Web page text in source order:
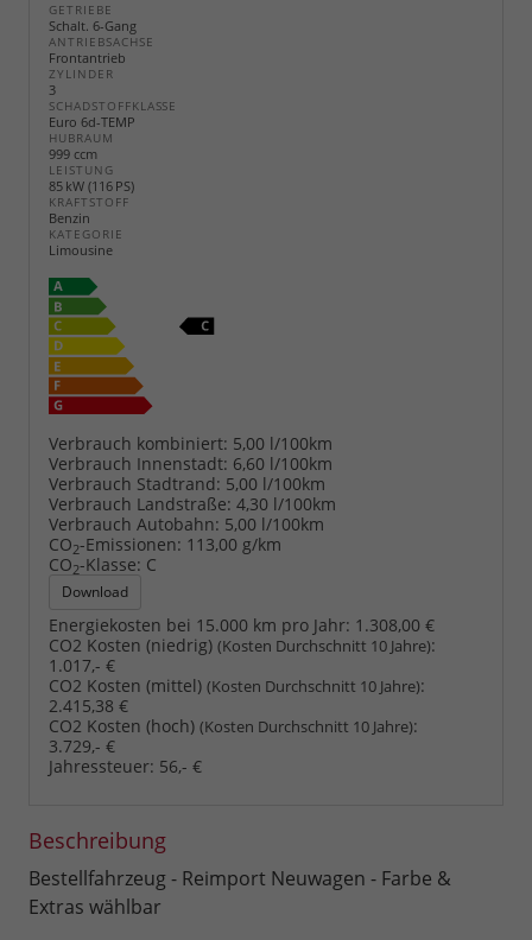
GETRIEBE
Schalt. 6-Gang
ANTRIEBSACHSE
Frontantrieb
ZYLINDER
3
SCHADSTOFFKLASSE
Euro 6d-TEMP
HUBRAUM
999 ccm
LEISTUNG
85 kW (116 PS)
KRAFTSTOFF
Benzin
KATEGORIE
Limousine
Verbrauch kombiniert: 5,00 l/100km
Verbrauch Innenstadt: 6,60 l/100km
Verbrauch Stadtrand: 5,00 l/100km
Verbrauch Landstraße: 4,30 l/100km
Verbrauch Autobahn: 5,00 l/100km
CO2-Emissionen: 113,00 g/km
CO2-Klasse: C
Download
Energiekosten bei 15.000 km pro Jahr: 1.308,00 €
CO2 Kosten (niedrig) (Kosten Durchschnitt 10 Jahre):
1.017,- €
CO2 Kosten (mittel) (Kosten Durchschnitt 10 Jahre):
2.415,38 €
CO2 Kosten (hoch) (Kosten Durchschnitt 10 Jahre):
3.729,- €
Jahressteuer: 56,- €
Beschreibung
Bestellfahrzeug - Reimport Neuwagen - Farbe &
Extras wählbar